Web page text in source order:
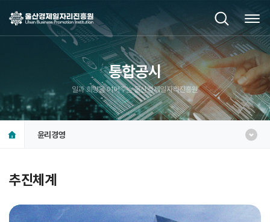
통합공시
일과 희망을 이어주는 울산경제일자리진흥원
윤리경영
추진체계